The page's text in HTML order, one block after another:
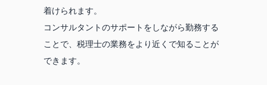
着けられます。
コンサルタントのサポートをしながら勤務する
ことで、税理士の業務をより近くで知ることが
できます。